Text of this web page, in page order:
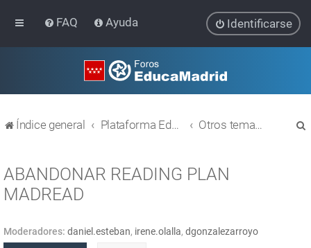
FAQ Ayuda Identificarse
Índice general Plataforma Educativa EducaMadrid Otros temas relacionados con las TIC
ABANDONAR READING PLAN
MADREAD
Moderadores: daniel.esteban, irene.olalla, dgonzalezarroyo